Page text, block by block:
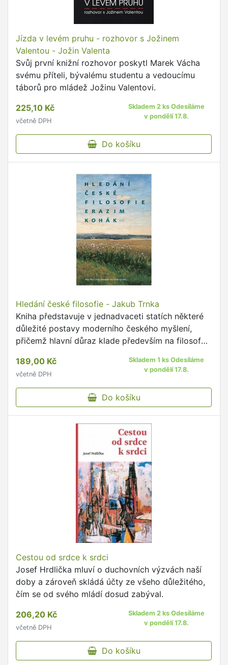
Jízda v levém pruhu - rozhovor s Jožinem
Valentou - Jožin Valenta
Svůj první knižní rozhovor poskytl Marek Vácha
svému příteli, bývalému studentu a vedoucímu
táborů pro mládež Jožinu Valentovi.
225,10 Kč
včetně DPH
Skladem 2 ks Odesíláme
v pondělí 17.8.
Do košíku
Hledání české filosofie - Jakub Trnka
Kniha představuje v jednadvaceti statích některé
důležité postavy moderního českého myšlení,
přičemž hlavní důraz klade především na filosofy
současnosti.
189,00 Kč
včetně DPH
Skladem 1 ks Odesíláme
v pondělí 17.8.
Do košíku
Cestou od srdce k srdci
Josef Hrdlička mluví o duchovních výzvách naší
doby a zároveň skládá účty ze všeho důležitého,
čím se od svého mládí dosud zabýval.
206,20 Kč
včetně DPH
Skladem 2 ks Odesíláme
v pondělí 17.8.
Do košíku